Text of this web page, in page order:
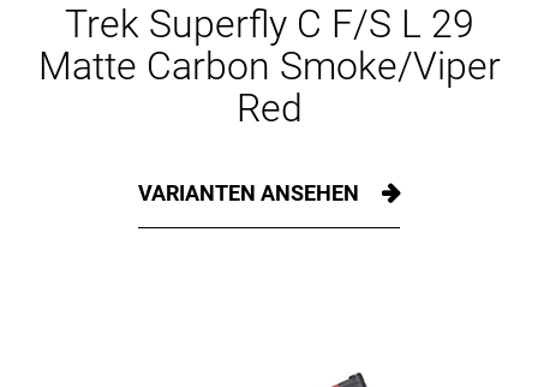
Trek Superfly C F/S L 29
Matte Carbon Smoke/Viper
Red
VARIANTEN ANSEHEN